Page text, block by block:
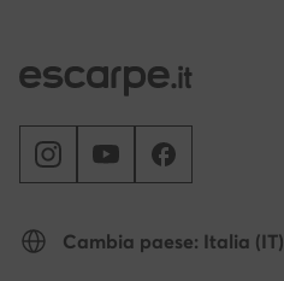
Cambia paese: Italia (IT)